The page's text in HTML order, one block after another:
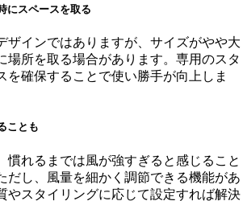
にスペースを取る
ザインではありますが、サイズがやや大
場所を取る場合があります。専用のスタ
を確保することで使い勝手が向上しま
ことも
慣れるまでは風が強すぎると感じること
だし、風量を細かく調節できる機能があ
やスタイリングに応じて設定すれば解決